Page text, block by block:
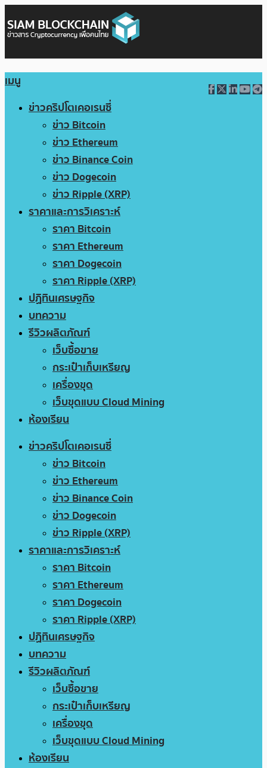
เมนู
ข่าวคริปโตเคอเรนซี่
ข่าว Bitcoin
ข่าว Ethereum
ข่าว Binance Coin
ข่าว Dogecoin
ข่าว Ripple (XRP)
ราคาและการวิเคราะห์
ราคา Bitcoin
ราคา Ethereum
ราคา Dogecoin
ราคา Ripple (XRP)
ปฏิทินเศรษฐกิจ
บทความ
รีวิวผลิตภัณฑ์
เว็บซื้อขาย
กระเป๋าเก็บเหรียญ
เครื่องขุด
เว็บขุดแบบ Cloud Mining
ห้องเรียน
ข่าวคริปโตเคอเรนซี่
ข่าว Bitcoin
ข่าว Ethereum
ข่าว Binance Coin
ข่าว Dogecoin
ข่าว Ripple (XRP)
ราคาและการวิเคราะห์
ราคา Bitcoin
ราคา Ethereum
ราคา Dogecoin
ราคา Ripple (XRP)
ปฏิทินเศรษฐกิจ
บทความ
รีวิวผลิตภัณฑ์
เว็บซื้อขาย
กระเป๋าเก็บเหรียญ
เครื่องขุด
เว็บขุดแบบ Cloud Mining
ห้องเรียน